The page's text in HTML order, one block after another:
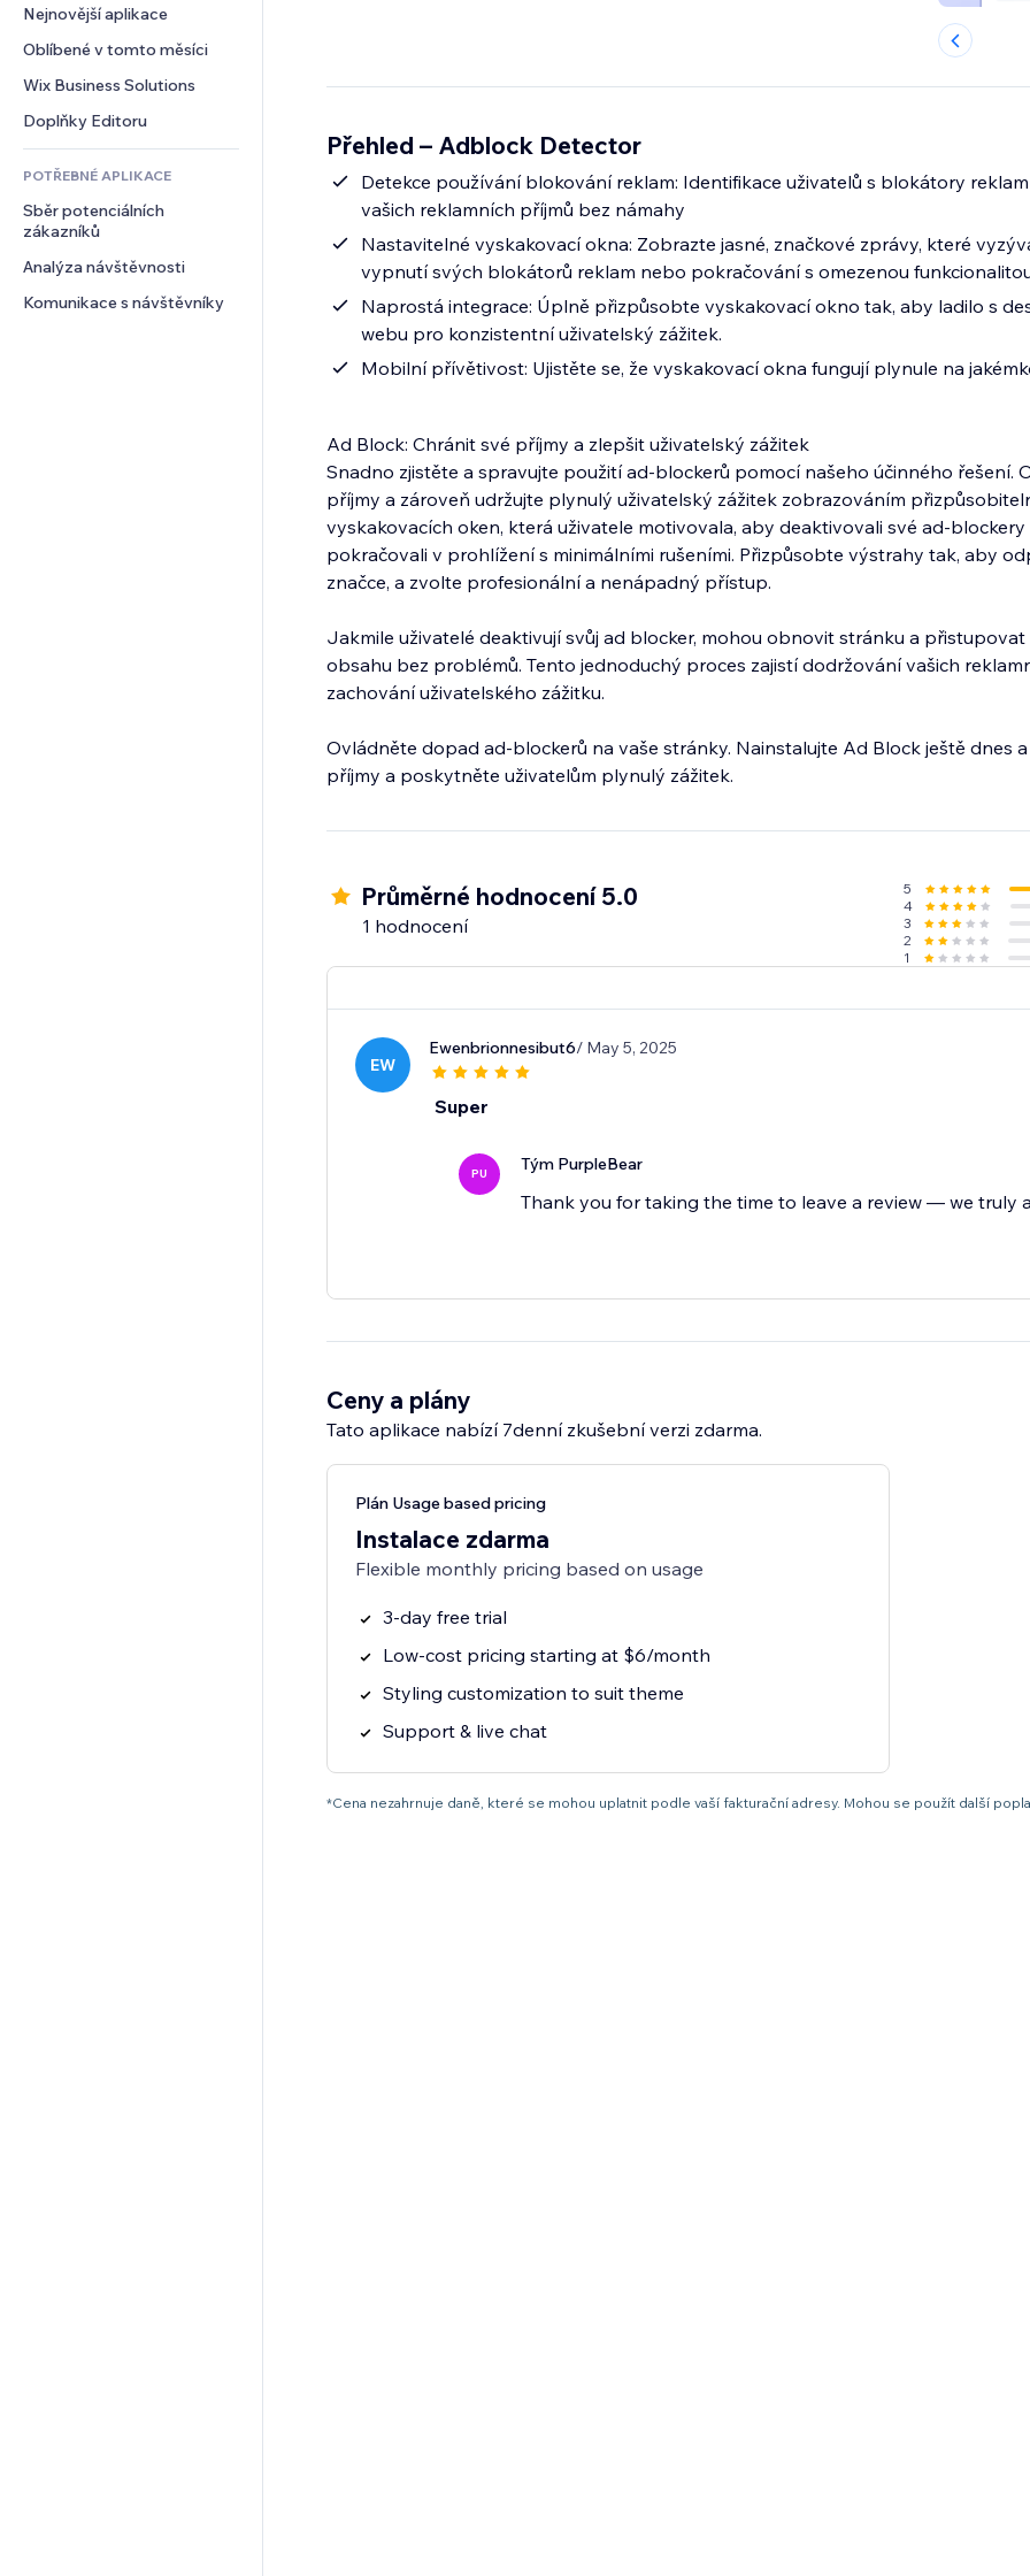
Skladování
Jídlo a nápoje
PDF
Sdílení souborů
Novinky
Efekty pro obrázky
Tlačítka a nabídky
Bannery a odznaky
Kalkulačky
Vyhledávání
Počasí
Tabulky a grafy
Chat
Komentáře
Telefon
Komunita
Reference a recenze
CRM
Nejnovější aplikace
Oblíbené v tomto měsíci
Wix Business Solutions
Doplňky Editoru
POTŘEBNÉ APLIKACE
Sběr potenciálních
zákazníků
Analýza návštěvnosti
Komunikace s návštěvníky
Přehled – Adblock Detector
Detekce používání blokování reklam: Identifikace uživatelů s blokátory
vašich reklamních příjmů bez námahy
Nastavitelné vyskakovací okna: Zobrazte jasné, značkové zprávy, které
vypnutí svých blokátorů reklam nebo pokračování s omezenou
Naprostá integrace: Úplně přizpůsobte vyskakovací okno tak, aby ladilo s
webu pro konzistentní uživatelský zážitek.
Mobilní přívětivost: Ujistěte se, že vyskakovací okna fungují plynule na
Ad Block: Chránit své příjmy a zlepšit uživatelský zážitek
Snadno zjistěte a spravujte použití ad-blockerů pomocí našeho účinného řešení.
příjmy a zároveň udržujte plynulý uživatelský zážitek zobrazováním
vyskakovacích oken, která uživatele motivovala, aby deaktivovali své ad-
pokračovali v prohlížení s minimálními rušeními. Přizpůsobte výstrahy tak, aby
značce, a zvolte profesionální a nenápadný přístup.
Jakmile uživatelé deaktivují svůj ad blocker, mohou obnovit stránku a přistupovat
obsahu bez problémů. Tento jednoduchý proces zajistí dodržování vašich
zachování uživatelského zážitku.
Ovládněte dopad ad-blockerů na vaše stránky. Nainstalujte Ad Block ještě dnes
příjmy a poskytněte uživatelům plynulý zážitek.
Průměrné hodnocení 5.0
1 hodnocení
5
4
3
2
1
EW
Ewenbrionnesibut6/ May 5, 2025
Super
PU Tým PurpleBear
Thank you for taking the time to leave a review — we truly
Ceny a plány
Tato aplikace nabízí 7denní zkušební verzi zdarma.
Plán Usage based pricing
Instalace zdarma
Flexible monthly pricing based on usage
3-day free trial
Low-cost pricing starting at $6/month
Styling customization to suit theme
Support & live chat
*Cena nezahrnuje daně, které se mohou uplatnit podle vaší fakturační adresy. Mohou se použít další